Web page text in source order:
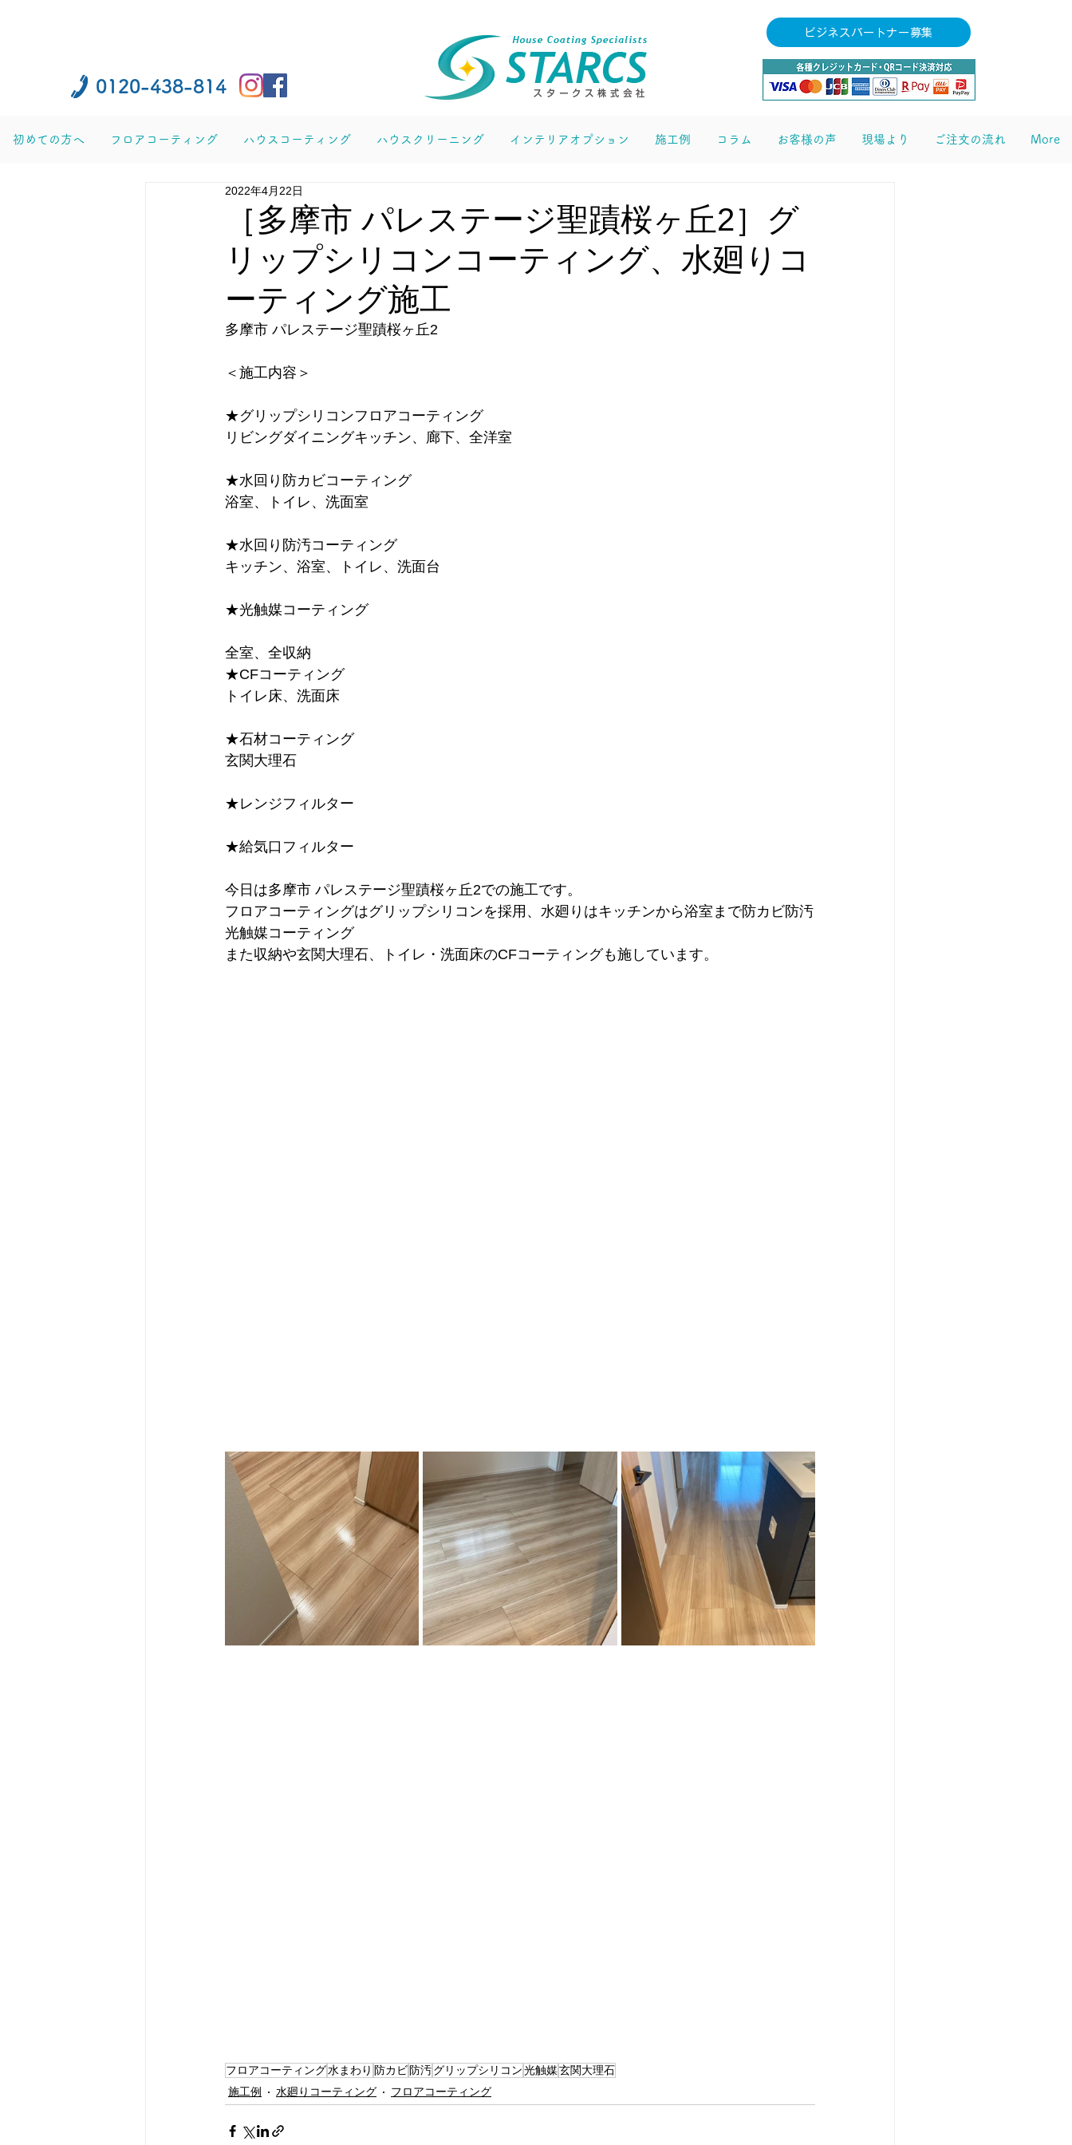
0120-438-814
ビジネスパートナー募集
初めての方へ フロアコーティング ハウスコーティング ハウスクリーニング インテリアオプション 施工例 コラム お客様の声 現場より ご注文の流れ More
［多摩市 パレステージ聖蹟桜ヶ丘2］グ
リップシリコンコーティング、水廻りコ
ーティング施工
2022年4月22日
多摩市 パレステージ聖蹟桜ヶ丘2
＜施工内容＞
★グリップシリコンフロアコーティング
リビングダイニングキッチン、廊下、全洋室
★水回り防カビコーティング
浴室、トイレ、洗面室
★水回り防汚コーティング
キッチン、浴室、トイレ、洗面台
★光触媒コーティング
全室、全収納
★CFコーティング
トイレ床、洗面床
★石材コーティング
玄関大理石
★レンジフィルター
★給気口フィルター
今日は多摩市 パレステージ聖蹟桜ヶ丘2での施工です。
フロアコーティングはグリップシリコンを採用、水廻りはキッチンから浴室まで防カビ防汚
光触媒コーティング
また収納や玄関大理石、トイレ・洗面床のCFコーティングも施しています。
フロアコーティング水まわり 防カビ防汚グリップシリコン光触媒玄関大理石
施工例
水廻りコーティング フロアコーティング